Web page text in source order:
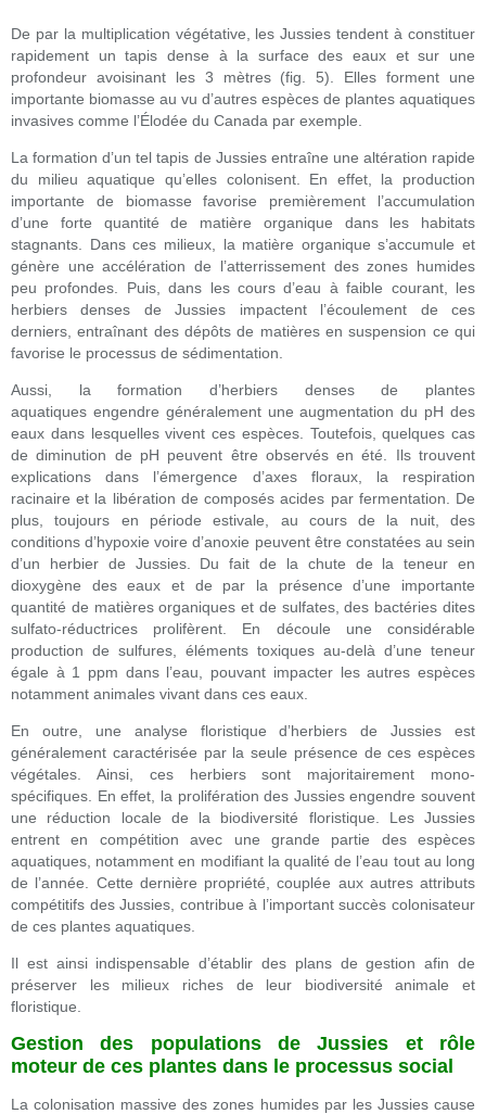
De par la multiplication végétative, les Jussies tendent à constituer
rapidement un tapis dense à la surface des eaux et sur une
profondeur avoisinant les 3 mètres (fig. 5). Elles forment une
importante biomasse au vu d’autres espèces de plantes aquatiques
invasives comme l’Élodée du Canada par exemple.
La formation d’un tel tapis de Jussies entraîne une altération rapide
du milieu aquatique qu’elles colonisent. En effet, la production
importante de biomasse favorise premièrement l’accumulation
d’une forte quantité de matière organique dans les habitats
stagnants. Dans ces milieux, la matière organique s’accumule et
génère une accélération de l’atterrissement des zones humides
peu profondes. Puis, dans les cours d’eau à faible courant, les
herbiers denses de Jussies impactent l’écoulement de ces
derniers, entraînant des dépôts de matières en suspension ce qui
favorise le processus de sédimentation.
Aussi, la formation d’herbiers denses de plantes
aquatiques engendre généralement une augmentation du pH des
eaux dans lesquelles vivent ces espèces. Toutefois, quelques cas
de diminution de pH peuvent être observés en été. Ils trouvent
explications dans l’émergence d’axes floraux, la respiration
racinaire et la libération de composés acides par fermentation. De
plus, toujours en période estivale, au cours de la nuit, des
conditions d’hypoxie voire d’anoxie peuvent être constatées au sein
d’un herbier de Jussies. Du fait de la chute de la teneur en
dioxygène des eaux et de par la présence d’une importante
quantité de matières organiques et de sulfates, des bactéries dites
sulfato-réductrices prolifèrent. En découle une considérable
production de sulfures, éléments toxiques au-delà d’une teneur
égale à 1 ppm dans l’eau, pouvant impacter les autres espèces
notamment animales vivant dans ces eaux.
En outre, une analyse floristique d’herbiers de Jussies est
généralement caractérisée par la seule présence de ces espèces
végétales. Ainsi, ces herbiers sont majoritairement mono-
spécifiques. En effet, la prolifération des Jussies engendre souvent
une réduction locale de la biodiversité floristique. Les Jussies
entrent en compétition avec une grande partie des espèces
aquatiques, notamment en modifiant la qualité de l’eau tout au long
de l’année. Cette dernière propriété, couplée aux autres attributs
compétitifs des Jussies, contribue à l’important succès colonisateur
de ces plantes aquatiques.
Il est ainsi indispensable d’établir des plans de gestion afin de
préserver les milieux riches de leur biodiversité animale et
floristique.
Gestion des populations de Jussies et rôle
moteur de ces plantes dans le processus social
La colonisation massive des zones humides par les Jussies cause